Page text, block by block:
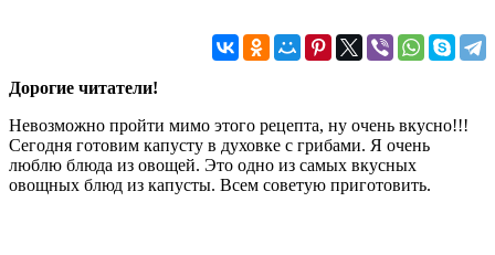
Дорогие читатели!
Невозможно пройти мимо этого рецепта, ну очень вкусно!!!
Сегодня готовим капусту в духовке с грибами. Я очень
люблю блюда из овощей. Это одно из самых вкусных
овощных блюд из капусты. Всем советую приготовить.